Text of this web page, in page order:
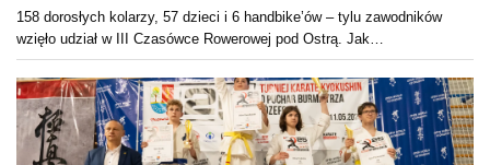
158 dorosłych kolarzy, 57 dzieci i 6 handbike’ów – tylu zawodników
wzięło udział w III Czasówce Rowerowej pod Ostrą. Jak…